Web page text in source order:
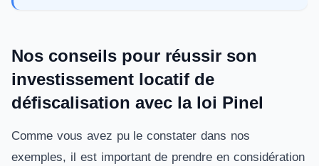
Nos conseils pour réussir son
investissement locatif de
défiscalisation avec la loi Pinel
Comme vous avez pu le constater dans nos
exemples, il est important de prendre en considération